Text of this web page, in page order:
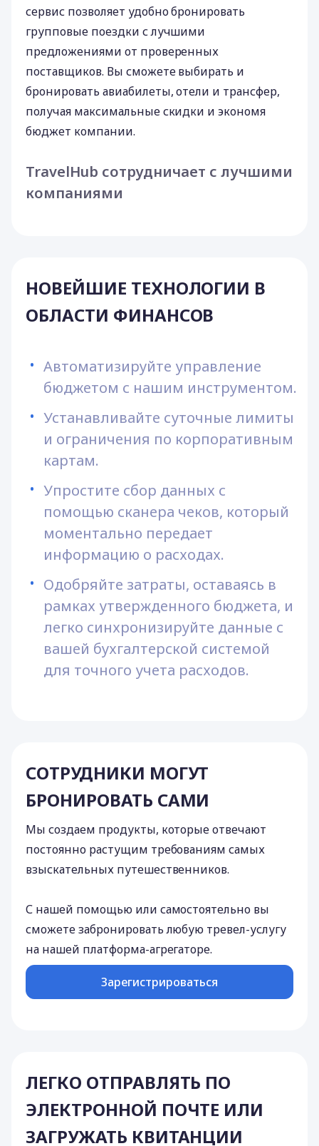
сервис позволяет удобно бронировать
групповые поездки с лучшими
предложениями от проверенных
поставщиков. Вы сможете выбирать и
бронировать авиабилеты, отели и трансфер,
получая максимальные скидки и экономя
бюджет компании.
TravelHub сотрудничает с лучшими
компаниями
НОВЕЙШИЕ ТЕХНОЛОГИИ В
ОБЛАСТИ ФИНАНСОВ
Автоматизируйте управление
бюджетом с нашим инструментом.
Устанавливайте суточные лимиты
и ограничения по корпоративным
картам.
Упростите сбор данных с
помощью сканера чеков, который
моментально передает
информацию о расходах.
Одобряйте затраты, оставаясь в
рамках утвержденного бюджета, и
легко синхронизируйте данные с
вашей бухгалтерской системой
для точного учета расходов.
СОТРУДНИКИ МОГУТ
БРОНИРОВАТЬ САМИ
Мы создаем продукты, которые отвечают
постоянно растущим требованиям самых
взыскательных путешественников.
С нашей помощью или самостоятельно вы
сможете забронировать любую тревел-услугу
на нашей платформа-агрегаторе.
Зарегистрироваться
ЛЕГКО ОТПРАВЛЯТЬ ПО
ЭЛЕКТРОННОЙ ПОЧТЕ ИЛИ
ЗАГРУЖАТЬ КВИТАНЦИИ